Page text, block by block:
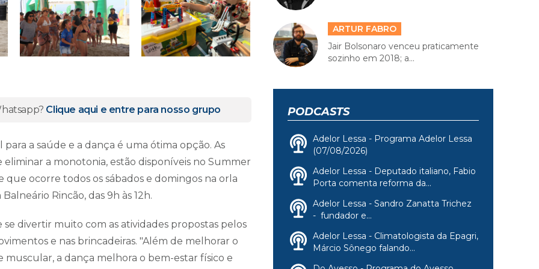
Clique aqui e entre para nosso grupo
a saúde e a dança é uma ótima opção. As
a monotonia, estão disponíveis no Summer
que ocorre todos os sábados e domingos na orla
Rincão, das 9h às 12h.
divertir muito com as atividades propostas pelos
e nas brincadeiras. "Além de melhorar o
a dança melhora o bem-estar físico e
ARTUR FABRO
Jair Bolsonaro venceu praticamente
sozinho em 2018; a...
PODCASTS
Adelor Lessa - Programa Adelor Lessa
(07/08/2026)
Adelor Lessa - Deputado italiano, Fabio
Porta comenta reforma da...
Adelor Lessa - Sandro Zanatta Trichez
- fundador e...
Adelor Lessa - Climatologista da Epagri,
Márcio Sônego falando...